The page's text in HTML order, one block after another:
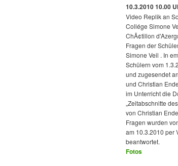
10.3.2010 10.00
Video Replik an
Collége Simone
ChÃ¢tillon
Fragen der
Simone Veil . In
Schülern vom
und zugesendet
und Christian
im Unterricht die
„Zeitabschnitte
von Christian
Fragen wurden
am 10.3.2010 per
beantwortet.
Fotos